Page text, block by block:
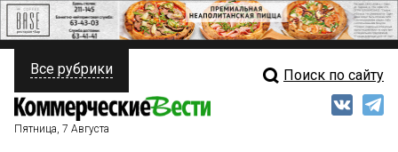
ПОЛИТИКА
ФИНАНСЫ
Свежий выпуск
Все рубрики Поиск по сайту
Пятница, 7 Августа